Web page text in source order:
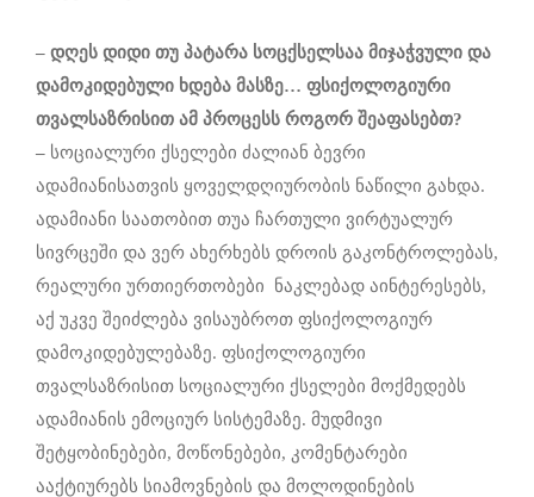
– დღეს დიდი თუ პატარა სოცქსელსაა მიჯაჭვული და
დამოკიდებული ხდება მასზე… ფსიქოლოგიური
თვალსაზრისით ამ პროცესს როგორ შეაფასებთ?
– სოციალური ქსელები ძალიან ბევრი
ადამიანისათვის ყოველდღიურობის ნაწილი გახდა.
ადამიანი საათობით თუა ჩართული ვირტუალურ
სივრცეში და ვერ ახერხებს დროის გაკონტროლებას,
რეალური ურთიერთობები ნაკლებად აინტერესებს,
აქ უკვე შეიძლება ვისაუბროთ ფსიქოლოგიურ
დამოკიდებულებაზე. ფსიქოლოგიური
თვალსაზრისით სოციალური ქსელები მოქმედებს
ადამიანის ემოციურ სისტემაზე. მუდმივი
შეტყობინებები, მოწონებები, კომენტარები
ააქტიურებს სიამოვნების და მოლოდინების